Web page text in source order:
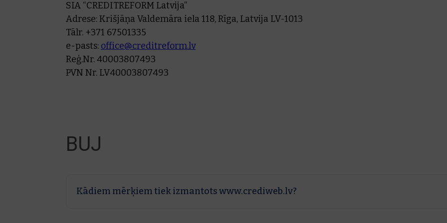
SIA “CREDITREFORM Latvija”
Adrese: Krišjāņa Valdemāra iela 118, Rīga, Latvija LV-1013
Tālr. +371 67501335
e-pasts: office@creditreform.lv
Reģ.Nr. 40003807493
PVN Nr. LV40003807493
BUJ
Kādiem mērķiem tiek izmantots www.crediweb.lv?